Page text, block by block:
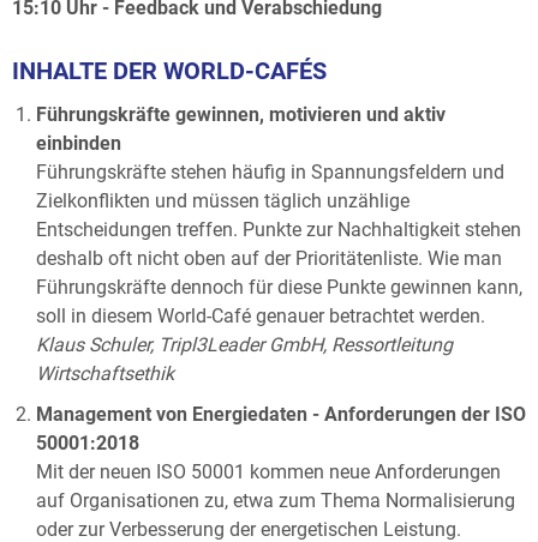
15:10 Uhr - Feedback und Verabschiedung
INHALTE DER WORLD-CAFÉS
Führungskräfte gewinnen, motivieren und aktiv
einbinden
Führungskräfte stehen häufig in Spannungsfeldern und
Zielkonflikten und müssen täglich unzählige
Entscheidungen treffen. Punkte zur Nachhaltigkeit stehen
deshalb oft nicht oben auf der Prioritätenliste. Wie man
Führungskräfte dennoch für diese Punkte gewinnen kann,
soll in diesem World-Café genauer betrachtet werden.
Klaus Schuler, Tripl3Leader GmbH, Ressortleitung
Wirtschaftsethik
Management von Energiedaten - Anforderungen der ISO
50001:2018
Mit der neuen ISO 50001 kommen neue Anforderungen
auf Organisationen zu, etwa zum Thema Normalisierung
oder zur Verbesserung der energetischen Leistung.